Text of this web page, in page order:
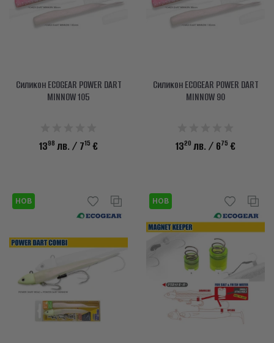
Силикон ECOGEAR POWER DART
MINNOW 105
1398 лв. / 715 €
Силикон ECOGEAR POWER DART
MINNOW 90
1320 лв. / 675 €
НОВ НОВ